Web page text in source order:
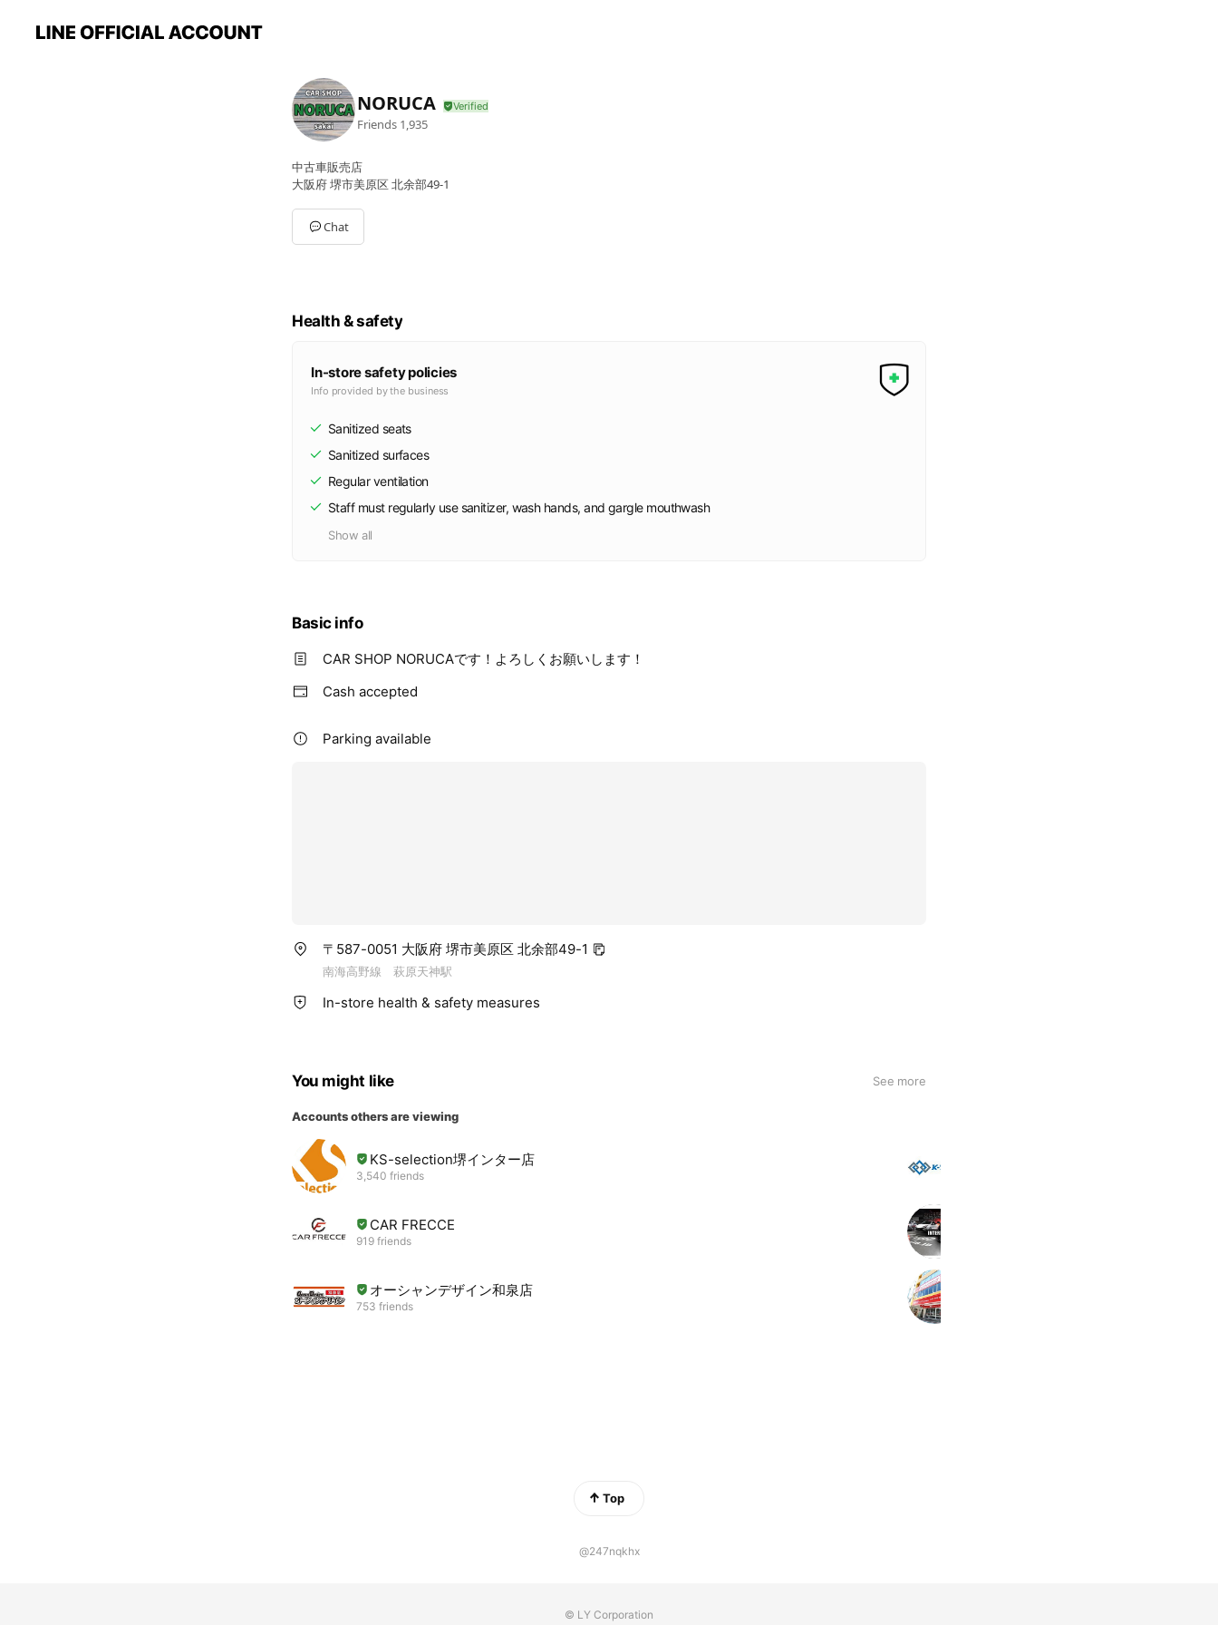
NORUCA
Friends 1,935
中古車販売店
大阪府 堺市美原区 北余部49-1
Chat
Health & safety
In-store safety policies
Info provided by the business
Sanitized seats
Sanitized surfaces
Regular ventilation
Staff must regularly use sanitizer, wash hands, and gargle mouthwash
Show all
Basic info
CAR SHOP NORUCAです！よろしくお願いします！
Cash accepted
Parking available
〒587-0051 大阪府 堺市美原区 北余部49-1
南海高野線 萩原天神駅
In-store health & safety measures
You might like See more
Accounts others are viewing
KS-selection堺インター店
3,540 friends
CAR FRECCE
919 friends
オーシャンデザイン和泉店
753 friends
Top
@247nqkhx
© LY Corporation